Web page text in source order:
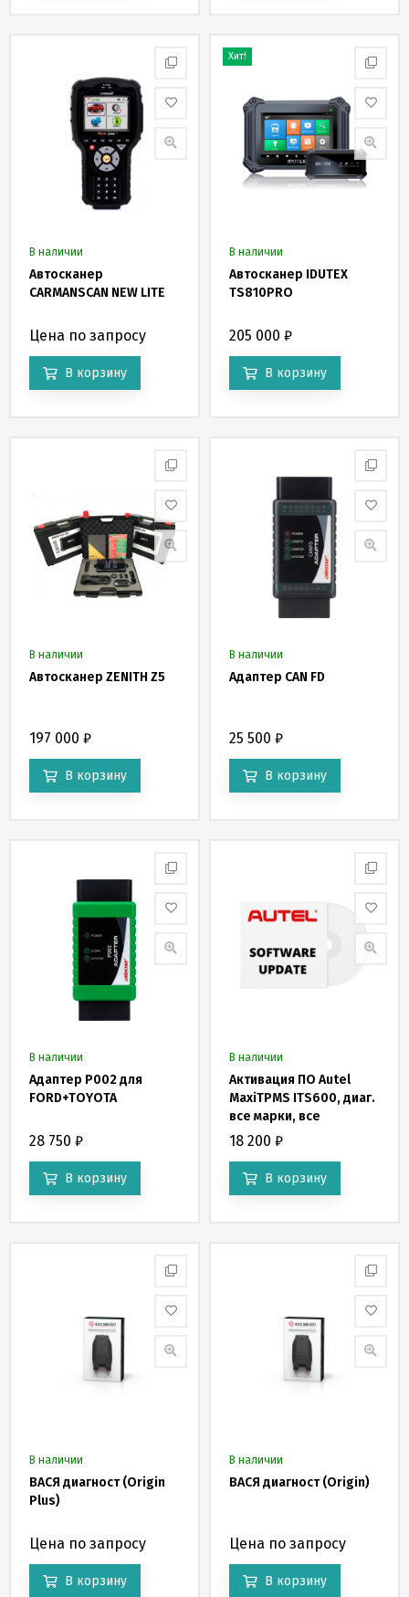
В наличии
Автосканер
CARMANSCAN NEW LITE
Цена по запросу
В корзину
Хит!
В наличии
Автосканер IDUTEX
TS810PRO
205 000 ₽
В корзину
В наличии
Автосканер ZENITH Z5
197 000 ₽
В корзину
В наличии
Адаптер CAN FD
25 500 ₽
В корзину
В наличии
Адаптер P002 для
FORD+TOYOTA
28 750 ₽
В корзину
В наличии
Активация ПО Autel
MaxiTPMS ITS600, диаг.
все марки, все
сервисные функции
18 200 ₽
В корзину
В наличии
ВАСЯ диагност (Origin
Plus)
Цена по запросу
В корзину
В наличии
ВАСЯ диагност (Origin)
Цена по запросу
В корзину